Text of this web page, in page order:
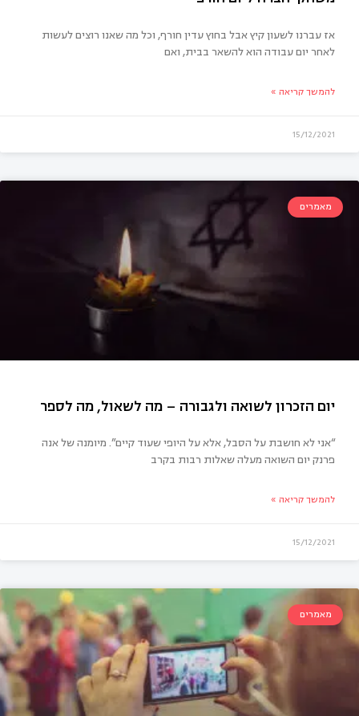
חברה ליום חורפי
אז עברנו לשעון קיץ אבל בחוץ עדין חורף, וכל מה שאנו רוצים לעשות
לאחר יום עבודה הוא להשאר בבית, ואם
להמשך קריאה »
15/12/2021
מאמרים
הזכרון לשואה ולגבורה – מה לשאול, מה לספר
“אני לא חושבת על הסבל, אלא על היופי שעוד קיים”. מיומנה של אנה
פרנק יום השואה מעלה שאלות רבות בקרב
להמשך קריאה »
15/12/2021
מאמרים